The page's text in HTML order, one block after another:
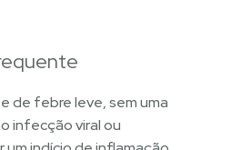
de febre leve, sem uma
infecção viral ou